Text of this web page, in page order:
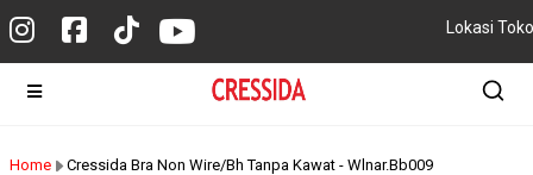
Lokasi Toko
Home Cressida Bra Non Wire/Bh Tanpa Kawat - Wlnar.Bb009